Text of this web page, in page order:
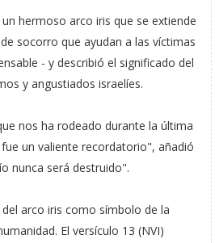
hermoso arco iris que se extiende
socorro que ayudan a las víctimas
- y describió el significado del
y angustiados israelíes.
nos ha rodeado durante la última
un valiente recordatorio", añadió
nunca será destruido".
arco iris como símbolo de la
El versículo 13 (NVI)